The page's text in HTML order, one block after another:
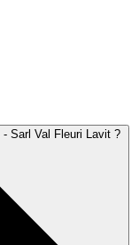
Sarl Val Fleuri Lavit ?